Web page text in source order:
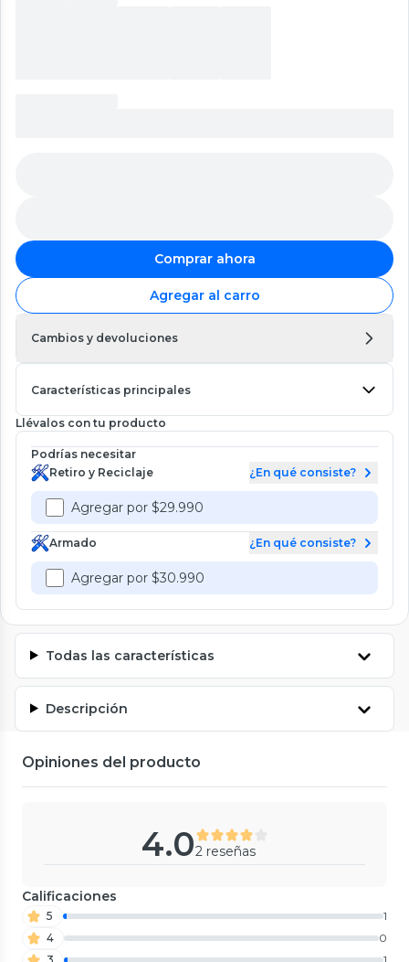
Comprar ahora
Agregar al carro
Cambios y devoluciones
Características principales
Llévalos con tu producto
Podrías necesitar
Retiro y Reciclaje
¿En qué consiste?
Agregar por $29.990
Armado ¿En qué consiste?
Agregar por $30.990
Todas las características
Descripción
Opiniones del producto
4.02 reseñas
Calificaciones
5
1
4
0